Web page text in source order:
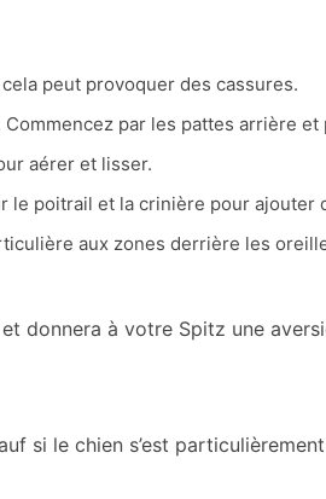
peut provoquer des cassures.
par les pattes arrière
aérer et lisser.
le poitrail et la crinière pour ajouter
aux zones derrière les
donnera à votre Spitz une
si le chien s’est